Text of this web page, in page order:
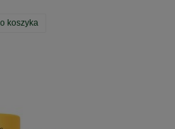
koszyka